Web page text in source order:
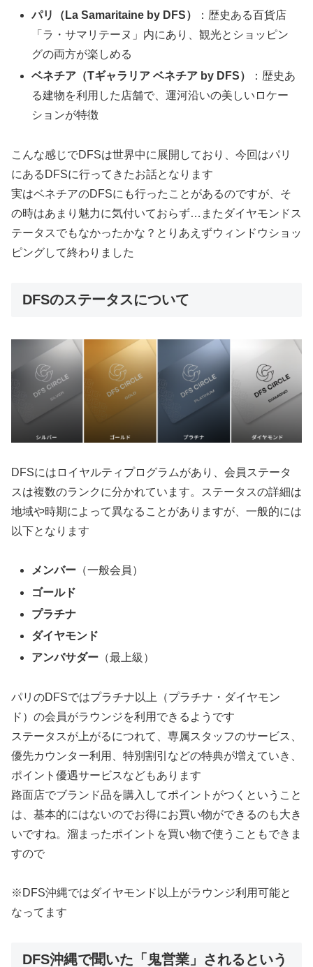
パリ（La Samaritaine by DFS）
：歴史ある百貨店
「ラ・サマリテーヌ」内にあり、観光とショッピン
グの両方が楽しめる
ベネチア（Tギャラリア ベネチア by DFS）
：歴史あ
る建物を利用した店舗で、運河沿いの美しいロケー
ションが特徴
こんな感じでDFSは世界中に展開しており、今回はパリ
にあるDFSに行ってきたお話となります
実はベネチアのDFSにも行ったことがあるのですが、そ
の時はあまり魅力に気付いておらず…またダイヤモンドス
テータスでもなかったかな？とりあえずウィンドウショッ
ピングして終わりました
DFSのステータスについて
DFSにはロイヤルティプログラムがあり、会員ステータ
スは複数のランクに分かれています。ステータスの詳細は
地域や時期によって異なることがありますが、一般的には
以下となります
メンバー （一般会員）
ゴールド
プラチナ
ダイヤモンド
アンバサダー （最上級）
パリのDFSではプラチナ以上（プラチナ・ダイヤモン
ド）の会員がラウンジを利用できるようです
ステータスが上がるにつれて、専属スタッフのサービス、
優先カウンター利用、特別割引などの特典が増えていき、
ポイント優遇サービスなどもあります
路面店でブランド品を購入してポイントがつくということ
は、基本的にはないのでお得にお買い物ができるのも大き
いですね。溜まったポイントを買い物で使うこともできま
すので
※DFS沖縄ではダイヤモンド以上がラウンジ利用可能と
なってます
DFS沖縄で聞いた「鬼営業」されるという